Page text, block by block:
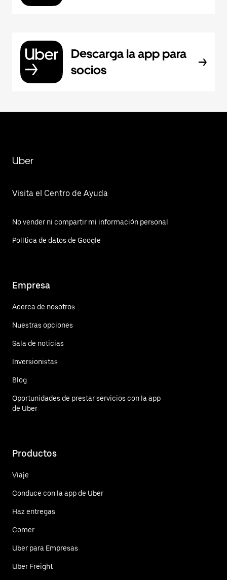
Descarga la app para
socios
Uber
Visita el Centro de Ayuda
No vender ni compartir mi información personal
Política de datos de Google
Empresa
Acerca de nosotros
Nuestras opciones
Sala de noticias
Inversionistas
Blog
Oportunidades de prestar servicios con la app
de Uber
Productos
Viaje
Conduce con la app de Uber
Haz entregas
Comer
Uber para Empresas
Uber Freight